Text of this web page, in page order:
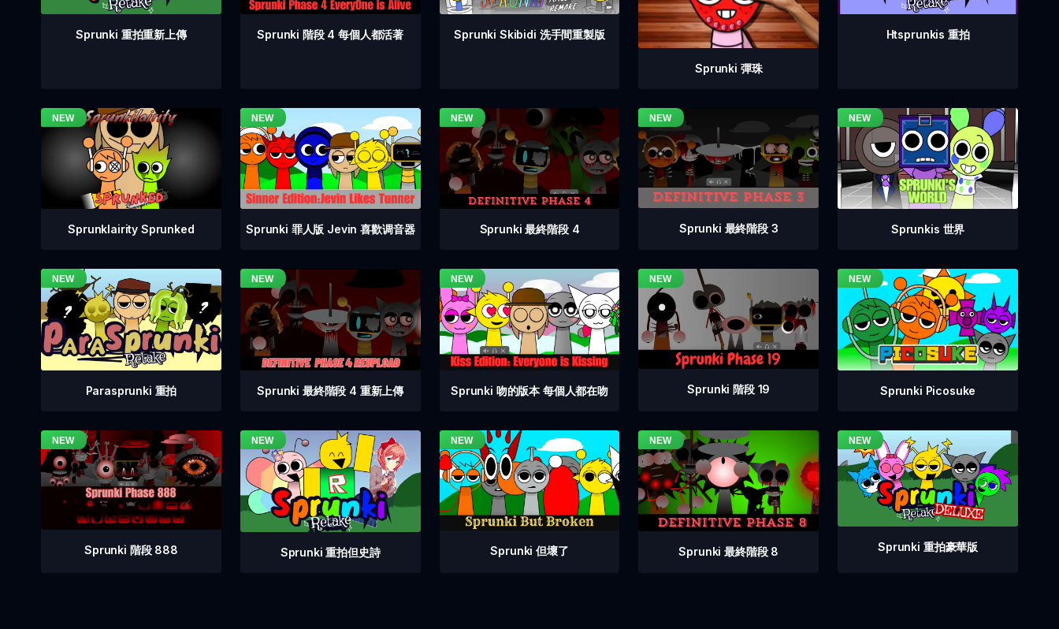
Sprunki 重拍重新上傳 Sprunki 階段 4 每個人都活著 Sprunki Skibidi 洗手間重製版
Sprunki 彈珠
Htsprunkis 重拍
Sprunklairity Sprunked Sprunki 罪人版 Jevin 喜歡调音器 Sprunki 最終階段 4 Sprunki 最終階段 3 Sprunkis 世界
Parasprunki 重拍 Sprunki 最終階段 4 重新上傳 Sprunki 吻的版本 每個人都在吻 Sprunki 階段 19 Sprunki Picosuke
Sprunki 階段 888 Sprunki 重拍但史詩 Sprunki 但壞了 Sprunki 最終階段 8 Sprunki 重拍豪華版